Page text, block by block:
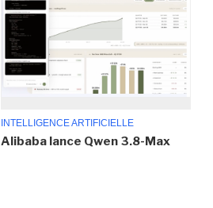
INTELLIGENCE ARTIFICIELLE
Alibaba lance Qwen 3.8-Max